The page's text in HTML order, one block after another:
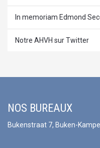
In memoriam Edmond
Notre AHVH sur Twitter
NOS BUREAUX
Bukenstraat 7, Buken-